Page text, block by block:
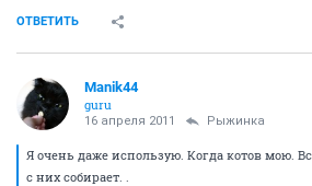
ОТВЕТИТЬ
Manik44
guru
16 апреля 2011 Рыжинка
Я очень даже использую. Когда котов мою.
с них собирает. .